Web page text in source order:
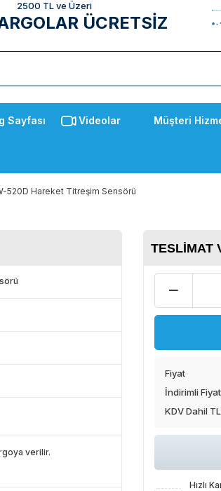
2500 TL ve Üzeri
ÜCRETSİZ
Sayfası Videolar Müşteri
520D Hareket Titreşim Sensörü
verilir.
TESLIMAT
Fiyat
İndirimli Fiyat
KDV Dahil TL
Hızlı